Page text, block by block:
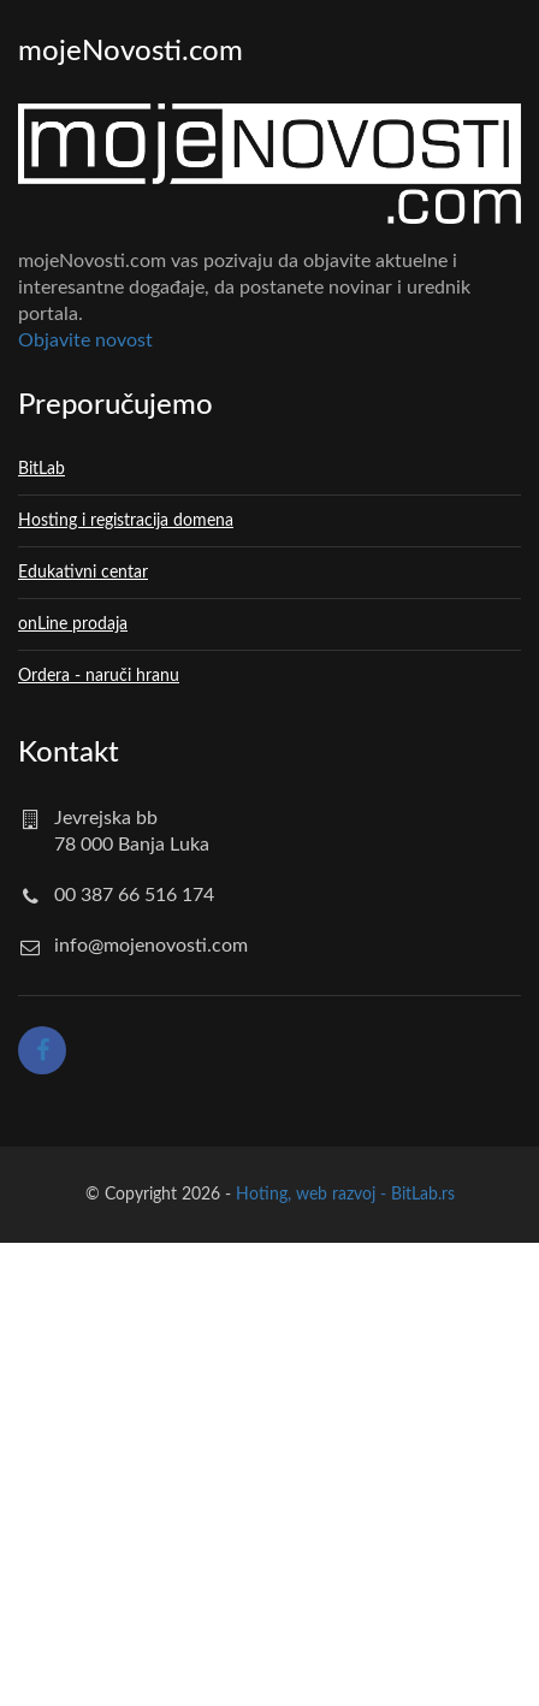
mojeNovosti.com
mojeNovosti.com vas pozivaju da objavite aktuelne i
interesantne događaje, da postanete novinar i urednik
portala.
Objavite novost
Preporučujemo
BitLab
Hosting i registracija domena
Edukativni centar
onLine prodaja
Ordera - naruči hranu
Kontakt
Jevrejska bb
78 000 Banja Luka
00 387 66 516 174
info@mojenovosti.com
© Copyright 2026 - Hoting, web razvoj - BitLab.rs